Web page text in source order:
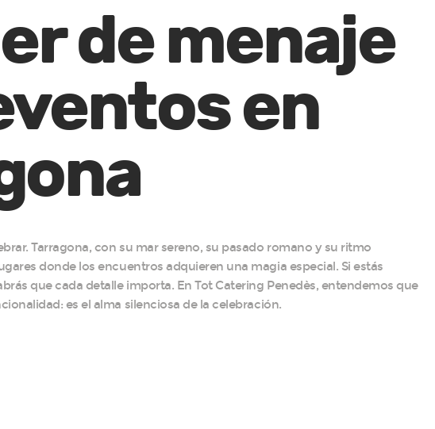
de menaje
en
Tarragona, con su mar sereno, su pasado romano y su ritmo
donde los encuentros adquieren una magia especial. Si estás
que cada detalle importa. En Tot Catering Penedès, entendemos que
es el alma silenciosa de la celebración.